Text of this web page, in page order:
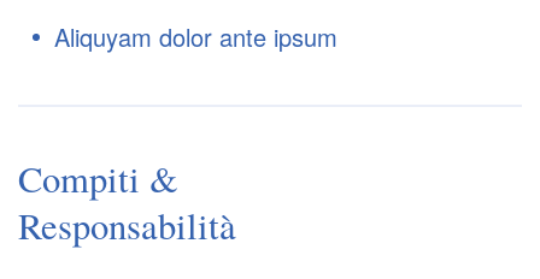
Aliquyam dolor ante ipsum
Compiti &
Responsabilità